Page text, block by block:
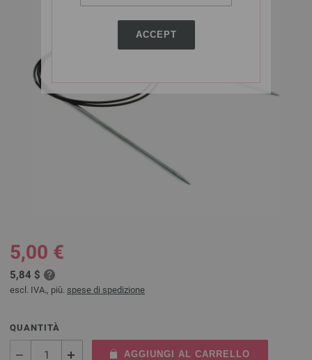
ACCEPT
5,00 €
5,84 $
escl. IVA., più. spese di spedizione
QUANTITÀ
AGGIUNGI AL CARRELLO